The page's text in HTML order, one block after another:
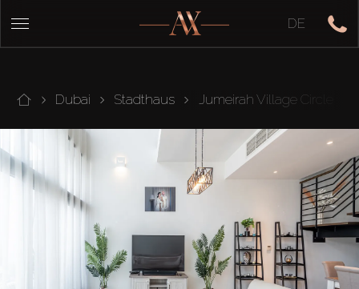
DE
Dubai Stadthaus Jumeirah Village Circle